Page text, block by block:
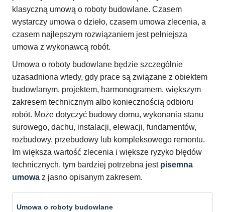
klasyczną umową o roboty budowlane. Czasem
wystarczy umowa o dzieło, czasem umowa zlecenia, a
czasem najlepszym rozwiązaniem jest pełniejsza
umowa z wykonawcą robót.
Umowa o roboty budowlane będzie szczególnie
uzasadniona wtedy, gdy prace są związane z obiektem
budowlanym, projektem, harmonogramem, większym
zakresem technicznym albo koniecznością odbioru
robót. Może dotyczyć budowy domu, wykonania stanu
surowego, dachu, instalacji, elewacji, fundamentów,
rozbudowy, przebudowy lub kompleksowego remontu.
Im większa wartość zlecenia i większe ryzyko błędów
technicznych, tym bardziej potrzebna jest pisemna
umowa z jasno opisanym zakresem.
Umowa o roboty budowlane